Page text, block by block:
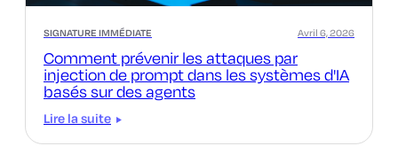
SIGNATURE IMMÉDIATE
Comment prévenir les attaques par
injection de prompt dans les systèmes d'IA
basés sur des agents
Avril 6, 2026
Lire la suite